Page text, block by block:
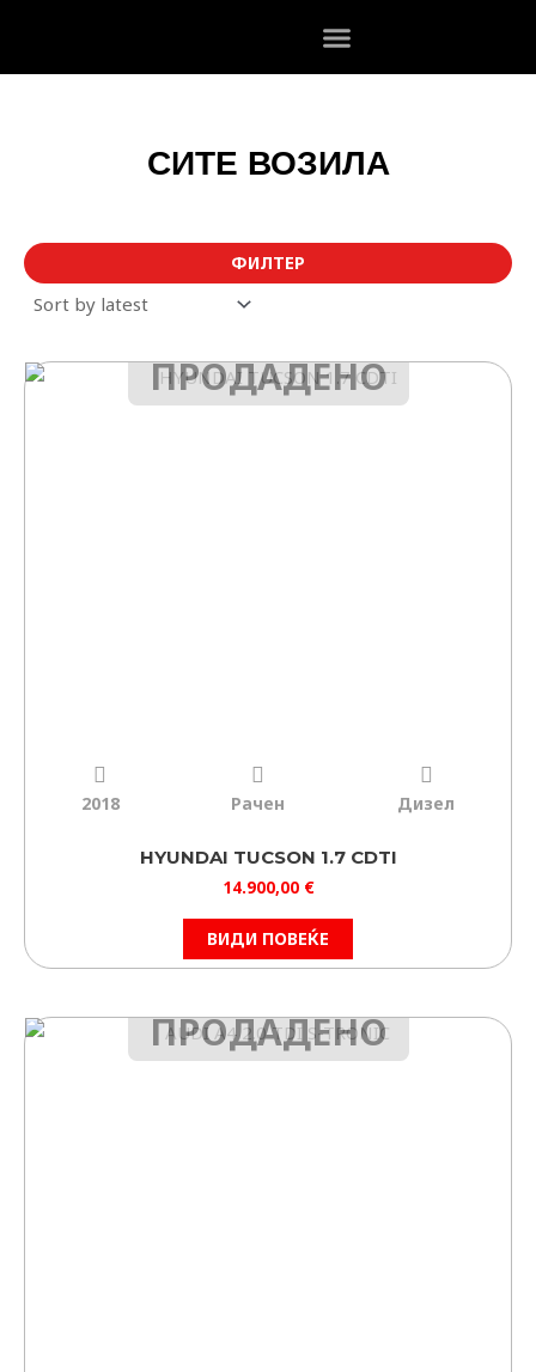
content
СИТЕ ВОЗИЛА
ФИЛТЕР
ПРОДАДЕНО
2018 Рачен Дизел
HYUNDAI TUCSON 1.7 CDTI
14.900,00 €
ВИДИ ПОВЕЌЕ
ПРОДАДЕНО